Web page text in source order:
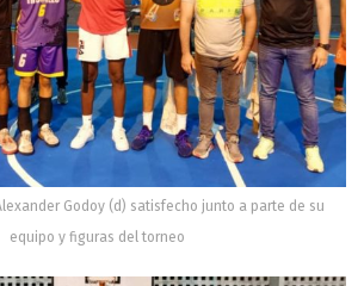
Godoy (d) satisfecho junto a parte de su
equipo y figuras del torneo